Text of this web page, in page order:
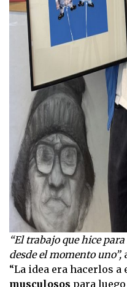
“El trabajo que hice
desde el momento uno”,
“La idea era hacerlos a
musculosos para luego